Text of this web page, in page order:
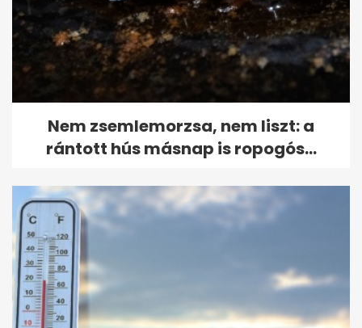
Nem zsemlemorzsa, nem liszt: a
rántott hús másnap is ropogós...